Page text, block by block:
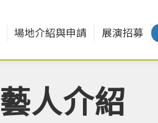
場地介紹與申請 展演招募
藝人介紹